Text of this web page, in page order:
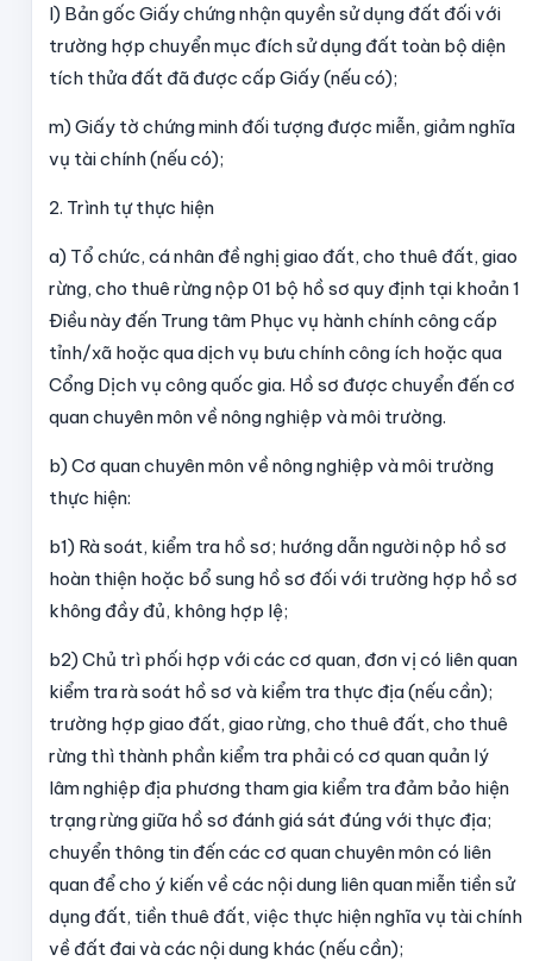
l) Bản gốc Giấy chứng nhận quyền sử dụng đất đối với
trường hợp chuyển mục đích sử dụng đất toàn bộ diện
tích thửa đất đã được cấp Giấy (nếu có);
m) Giấy tờ chứng minh đối tượng được miễn, giảm nghĩa
vụ tài chính (nếu có);
2. Trình tự thực hiện
a) Tổ chức, cá nhân đề nghị giao đất, cho thuê đất, giao
rừng, cho thuê rừng nộp 01 bộ hồ sơ quy định tại khoản 1
Điều này đến Trung tâm Phục vụ hành chính công cấp
tỉnh/xã hoặc qua dịch vụ bưu chính công ích hoặc qua
Cổng Dịch vụ công quốc gia. Hồ sơ được chuyển đến cơ
quan chuyên môn về nông nghiệp và môi trường.
b) Cơ quan chuyên môn về nông nghiệp và môi trường
thực hiện:
b1) Rà soát, kiểm tra hồ sơ; hướng dẫn người nộp hồ sơ
hoàn thiện hoặc bổ sung hồ sơ đối với trường hợp hồ sơ
không đầy đủ, không hợp lệ;
b2) Chủ trì phối hợp với các cơ quan, đơn vị có liên quan
kiểm tra rà soát hồ sơ và kiểm tra thực địa (nếu cần);
trường hợp giao đất, giao rừng, cho thuê đất, cho thuê
rừng thì thành phần kiểm tra phải có cơ quan quản lý
lâm nghiệp địa phương tham gia kiểm tra đảm bảo hiện
trạng rừng giữa hồ sơ đánh giá sát đúng với thực địa;
chuyển thông tin đến các cơ quan chuyên môn có liên
quan để cho ý kiến về các nội dung liên quan miễn tiền sử
dụng đất, tiền thuê đất, việc thực hiện nghĩa vụ tài chính
về đất đai và các nội dung khác (nếu cần);